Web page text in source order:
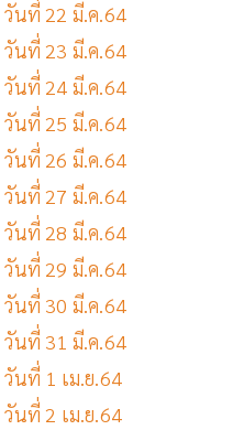
วันที่ 22 มี.ค.64
วันที่ 23 มี.ค.64
วันที่ 24 มี.ค.64
วันที่ 25 มี.ค.64
วันที่ 26 มี.ค.64
วันที่ 27 มี.ค.64
วันที่ 28 มี.ค.64
วันที่ 29 มี.ค.64
วันที่ 30 มี.ค.64
วันที่ 31 มี.ค.64
วันที่ 1 เม.ย.64
วันที่ 2 เม.ย.64